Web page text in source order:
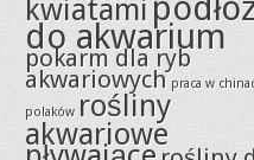
kwiatami
do akwarium
pokarm dla ryb
akwariowych praca w
polaków rośliny
akwariowe